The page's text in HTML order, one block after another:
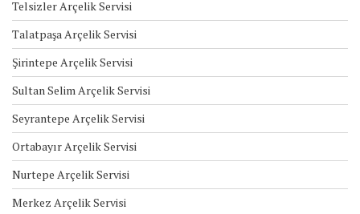
Telsizler Arçelik Servisi
Talatpaşa Arçelik Servisi
Şirintepe Arçelik Servisi
Sultan Selim Arçelik Servisi
Seyrantepe Arçelik Servisi
Ortabayır Arçelik Servisi
Nurtepe Arçelik Servisi
Merkez Arçelik Servisi